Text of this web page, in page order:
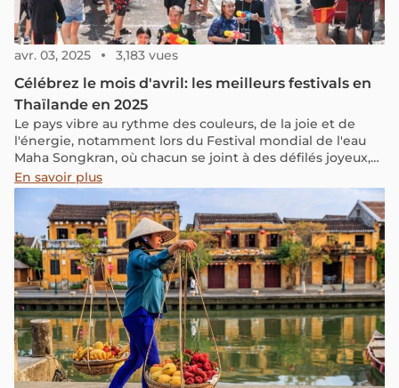
avr. 03, 2025 3,183 vues
Célébrez le mois d'avril: les meilleurs festivals en
Thaïlande en 2025
Le pays vibre au rythme des couleurs, de la joie et de
l'énergie, notamment lors du Festival mondial de l'eau
Maha Songkran, où chacun se joint à des défilés joyeux,
des spectacles culturels et des batailles d'eau épiques.
De plus, de nombreux autres événements exceptionnels,
des traditions locales aux expériences modernes et
originales, n'attendent que vous !
En savoir plus